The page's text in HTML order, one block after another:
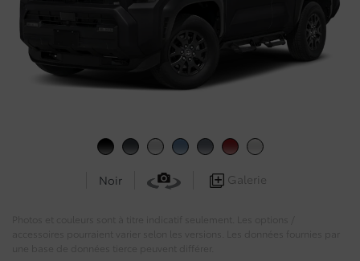
Noir Galerie